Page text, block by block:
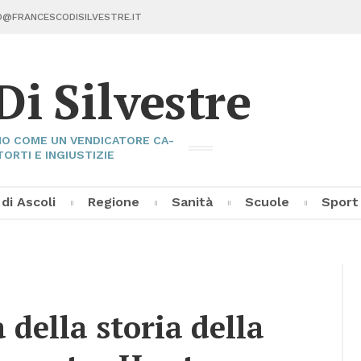
Sil­ve­stre
COME UN VEN­DI­CA­TO­RE CA­
E IN­GIU­STI­ZIE
Asco­li Re­gio­ne Sa­ni­tà Scuo­le Sport
sto­ria del­la